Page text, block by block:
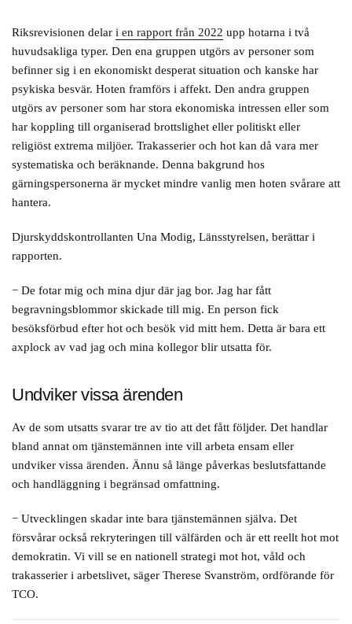
Riksrevisionen delar i en rapport från 2022 upp hotarna i två
huvudsakliga typer. Den ena gruppen utgörs av personer som
befinner sig i en ekonomiskt desperat situation och kanske har
psykiska besvär. Hoten framförs i affekt. Den andra gruppen
utgörs av personer som har stora ekonomiska intressen eller som
har koppling till organiserad brottslighet eller politiskt eller
religiöst extrema miljöer. Trakasserier och hot kan då vara mer
systematiska och beräknande. Denna bakgrund hos
gärningspersonerna är mycket mindre vanlig men hoten svårare att
hantera.
Djurskyddskontrollanten Una Modig, Länsstyrelsen, berättar i
rapporten.
− De fotar mig och mina djur där jag bor. Jag har fått
begravningsblommor skickade till mig. En person fick
besöksförbud efter hot och besök vid mitt hem. Detta är bara ett
axplock av vad jag och mina kollegor blir utsatta för.
Undviker vissa ärenden
Av de som utsatts svarar tre av tio att det fått följder. Det handlar
bland annat om tjänstemännen inte vill arbeta ensam eller
undviker vissa ärenden. Ännu så länge påverkas beslutsfattande
och handläggning i begränsad omfattning.
− Utvecklingen skadar inte bara tjänstemännen själva. Det
försvårar också rekryteringen till välfärden och är ett reellt hot mot
demokratin. Vi vill se en nationell strategi mot hot, våld och
trakasserier i arbetslivet, säger Therese Svanström, ordförande för
TCO.